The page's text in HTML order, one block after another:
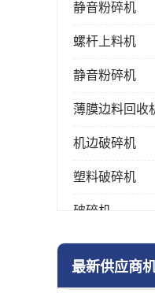
静音粉碎机
螺杆上料机
静音粉碎机
薄膜边料回收
机边破碎机
塑料破碎机
破碎机
强力粉碎机
最新供应商